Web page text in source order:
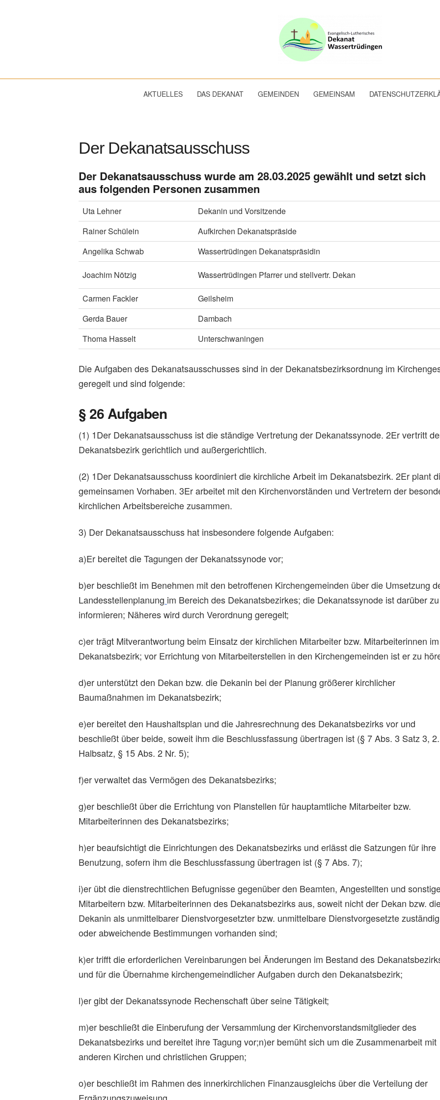
Dekanat
Wassertrüdingen
AKTUELLES DAS DEKANAT GEMEINDEN GEMEINSAM
Der Dekanatsausschuss
Der Dekanatsausschuss wurde am 28.03.2025 gewählt und setzt sich
aus folgenden Personen zusammen
Uta Lehner
Dekanin und Vorsitzende
Rainer Schülein
Aufkirchen Dekanatspräside
Angelika Schwab
Wassertrüdingen Dekanatspräsidin
Joachim Nötzig Wassertrüdingen Pfarrer und stellvertr. Dekan
Carmen Fackler
Geilsheim
Gerda Bauer
Dambach
Thoma Hasselt
Unterschwaningen
Die Aufgaben des Dekanatsausschusses sind in der Dekanatsbezirksordnung im
geregelt und sind folgende:
§ 26 Aufgaben
(1) 1Der Dekanatsausschuss ist die ständige Vertretung der Dekanatssynode. 2Er vertritt
Dekanatsbezirk gerichtlich und außergerichtlich.
(2) 1Der Dekanatsausschuss koordiniert die kirchliche Arbeit im Dekanatsbezirk. 2Er plant
gemeinsamen Vorhaben. 3Er arbeitet mit den Kirchenvorständen und Vertretern der
kirchlichen Arbeitsbereiche zusammen.
3) Der Dekanatsausschuss hat insbesondere folgende Aufgaben:
a)Er bereitet die Tagungen der Dekanatssynode vor;
b)er beschließt im Benehmen mit den betroffenen Kirchengemeinden über die Umsetzung
Landesstellenplanung im Bereich des Dekanatsbezirkes; die Dekanatssynode ist darüber zu
informieren; Näheres wird durch Verordnung geregelt;
c)er trägt Mitverantwortung beim Einsatz der kirchlichen Mitarbeiter bzw. Mitarbeiterinnen im
Dekanatsbezirk; vor Errichtung von Mitarbeiterstellen in den Kirchengemeinden ist er zu
d)er unterstützt den Dekan bzw. die Dekanin bei der Planung größerer kirchlicher
Baumaßnahmen im Dekanatsbezirk;
e)er bereitet den Haushaltsplan und die Jahresrechnung des Dekanatsbezirks vor und
beschließt über beide, soweit ihm die Beschlussfassung übertragen ist (§ 7 Abs. 3 Satz 3, 2.
Halbsatz, § 15 Abs. 2 Nr. 5);
f)er verwaltet das Vermögen des Dekanatsbezirks;
g)er beschließt über die Errichtung von Planstellen für hauptamtliche Mitarbeiter bzw.
Mitarbeiterinnen des Dekanatsbezirks;
h)er beaufsichtigt die Einrichtungen des Dekanatsbezirks und erlässt die Satzungen für ihre
Benutzung, sofern ihm die Beschlussfassung übertragen ist (§ 7 Abs. 7);
i)er übt die dienstrechtlichen Befugnisse gegenüber den Beamten, Angestellten und
Mitarbeitern bzw. Mitarbeiterinnen des Dekanatsbezirks aus, soweit nicht der Dekan bzw.
Dekanin als unmittelbarer Dienstvorgesetzter bzw. unmittelbare Dienstvorgesetzte
oder abweichende Bestimmungen vorhanden sind;
k)er trifft die erforderlichen Vereinbarungen bei Änderungen im Bestand des
und für die Übernahme kirchengemeindlicher Aufgaben durch den Dekanatsbezirk;
l)er gibt der Dekanatssynode Rechenschaft über seine Tätigkeit;
m)er beschließt die Einberufung der Versammlung der Kirchenvorstandsmitglieder des
Dekanatsbezirks und bereitet ihre Tagung vor;n)er bemüht sich um die Zusammenarbeit mit
anderen Kirchen und christlichen Gruppen;
o)er beschließt im Rahmen des innerkirchlichen Finanzausgleichs über die Verteilung der